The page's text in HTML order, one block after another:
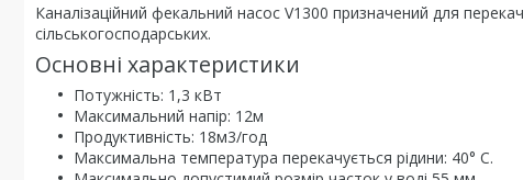
Каналізаційний фекальний насос V1300 призначений для
сільськогосподарських.
Основні характеристики
Потужність: 1,3 кВт
Максимальний напір: 12м
Продуктивність: 18м3/год
Максимальна температура перекачується рідини: 40° С.